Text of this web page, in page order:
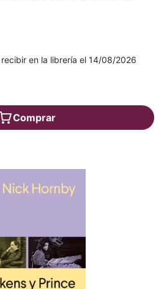
en la librería el 14/08/2026
Comprar